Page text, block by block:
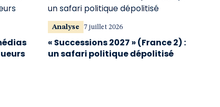
Analyse 7 juillet 2026
« Successions 2027 » (France 2) :
un safari politique dépolitisé